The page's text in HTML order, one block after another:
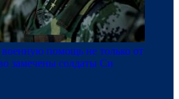
помощь не только от
замечены солдаты Си